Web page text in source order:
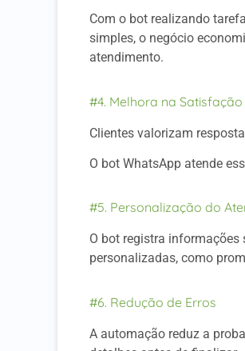
Com o bot realizando
simples, o negócio
atendimento.
#4. Melhora na
Clientes valorizam
O bot WhatsApp atende
#5. Personalização do
O bot registra informações
personalizadas, como
#6. Redução de Erros
A automação reduz a